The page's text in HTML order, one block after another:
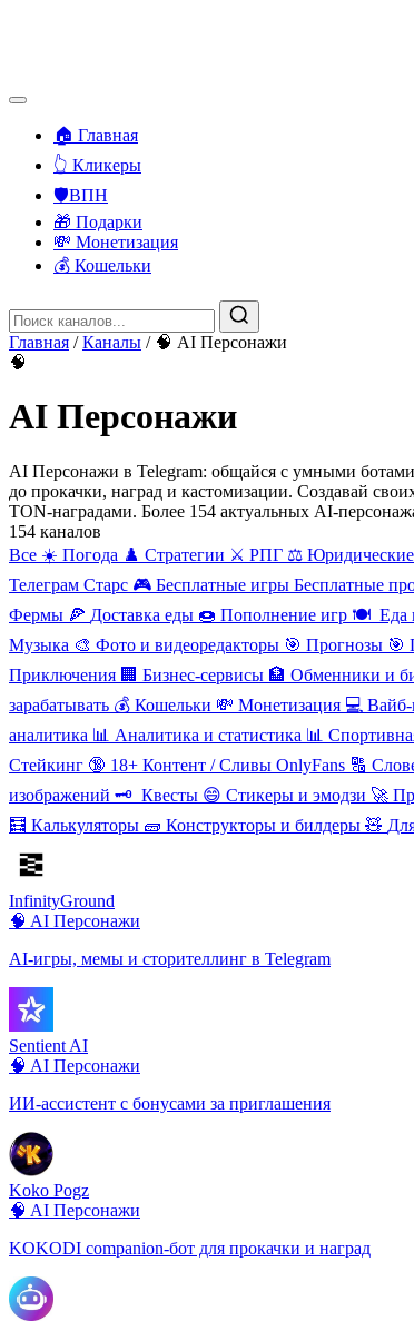
🏠 Главная
👆 Кликеры
🛡️ВПН
🎁 Подарки
💸 Монетизация
💰 Кошельки
Главная / Каналы / 🧠 AI Персонажи
🧠
AI Персонажи
AI Персонажи в Telegram: общайся с умными
до прокачки, наград и кастомизации. Создавай
TON-наградами. Более 154 актуальных AI-
154 каналов
Все ☀️ Погода ♟️ Стратегии ⚔️ РПГ ⚖️ Юридические
Телеграм Старс 🎮 Бесплатные игры Бесплатные
Фермы 🍕 Доставка еды 🍩 Пополнение игр 🍽
Музыка 🎨 Фото и видеоредакторы 🎯 Прогнозы 🎯
Приключения 🏢 Бизнес-сервисы 🏦 Обменники и
зарабатывать 💰 Кошельки 💸 Монетизация 💻 Вайб-
аналитика 📊 Аналитика и статистика 📊
Стейкинг 🔞 18+ Контент / Сливы OnlyFans 🔠
изображений 🗝 ️ Квесты 😄 Стикеры и эмодзи 🚀
🧮 Калькуляторы 🧱 Конструкторы и билдеры 🧸
InfinityGround
🧠 AI Персонажи
AI-игры, мемы и сторителлинг в Telegram
Sentient AI
🧠 AI Персонажи
ИИ-ассистент с бонусами за приглашения
Koko Pogz
🧠 AI Персонажи
KOKODI companion-бот для прокачки и наград